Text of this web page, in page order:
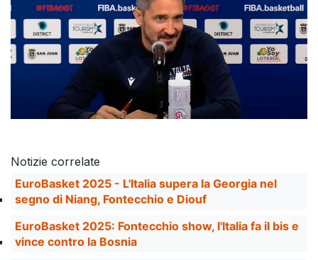
Notizie correlate
EuroBasket 2025 - L'Italia supera la Georgia nel
segno di Niang, Fontecchio e Diouf
EuroBasket 2025: Fontecchio show, l'Italia fa il bis e
vince contro la Bosnia